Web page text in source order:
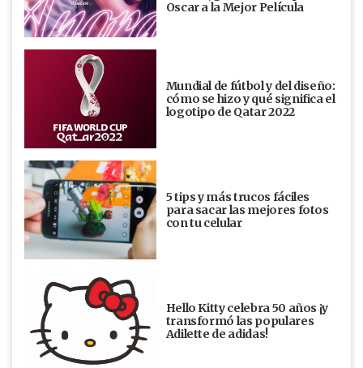
Oscar a la Mejor Película
Mundial de fútbol y del diseño:
cómo se hizo y qué significa el
logotipo de Qatar 2022
5 tips y más trucos fáciles
para sacar las mejores fotos
con tu celular
Hello Kitty celebra 50 años ¡y
transformó las populares
Adilette de adidas!